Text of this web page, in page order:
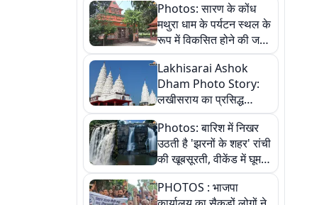
Photos: सारण के कोंध
मथुरा धाम के पर्यटन स्थल के
रूप में विकसित होने की जगी
आस, 9 तस्वीरों में देखें पूरी
कहानी
Lakhisarai Ashok
Dham Photo Story:
लखीसराय का प्रसिद्ध
अशोक धाम—आस्था,
श्रृंगार, अनुष्ठान और
अलौकिक संध्या आरती के
विहंगम दृश्य
Photos: बारिश में निखर
उठती है 'झरनों के शहर' रांची
की खूबसूरती, वीकेंड में घूम
आएं ये 5 वादियां
PHOTOS : भाजपा